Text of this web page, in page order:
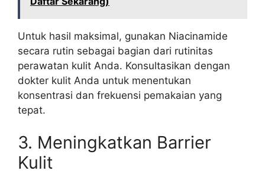
Untuk hasil maksimal, gunakan Niacinamide
secara rutin sebagai bagian dari rutinitas
perawatan kulit Anda. Konsultasikan dengan
dokter kulit Anda untuk menentukan
konsentrasi dan frekuensi pemakaian yang
tepat.
3. Meningkatkan Barrier
Kulit